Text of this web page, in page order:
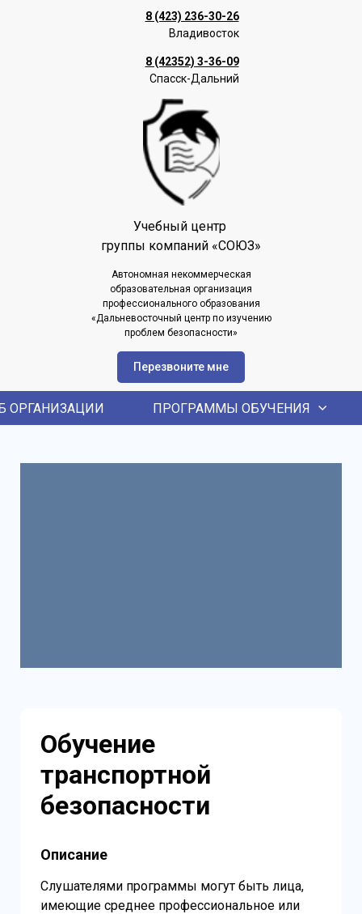
8 (423) 236-30-26
Владивосток
8 (42352) 3-36-09
Спасск-Дальний
Учебный центр
группы компаний «СОЮЗ»
Автономная некоммерческая
образовательная организация
профессионального образования
«Дальневосточный центр по изучению
проблем безопасности»
Перезвоните мне
ОРГАНИЗАЦИИ ПРОГРАММЫ ОБУЧЕНИЯ
Обучение
транспортной
безопасности
Описание
Слушателями программы могут быть лица,
имеющие среднее профессиональное или